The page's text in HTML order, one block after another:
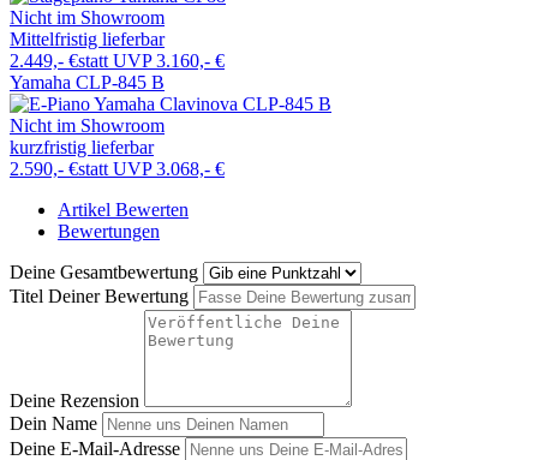
Nicht im Showroom
Mittelfristig lieferbar
2.449,- €statt UVP 3.160,- €
Yamaha CLP-845 B
Nicht im Showroom
kurzfristig lieferbar
2.590,- €statt UVP 3.068,- €
Artikel Bewerten
Bewertungen
Deine Gesamtbewertung
Titel Deiner Bewertung
Deine Rezension
Dein Name
Deine E-Mail-Adresse